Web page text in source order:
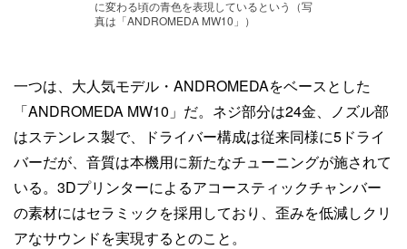
に変わる頃の青色を表現しているという（写
真は「ANDROMEDA MW10」）
一つは、大人気モデル・ANDROMEDAをベースとした
「ANDROMEDA MW10」だ。ネジ部分は24金、ノズル部
はステンレス製で、ドライバー構成は従来同様に5ドライ
バーだが、音質は本機用に新たなチューニングが施されて
いる。3Dプリンターによるアコースティックチャンバー
の素材にはセラミックを採用しており、歪みを低減しクリ
アなサウンドを実現するとのこと。